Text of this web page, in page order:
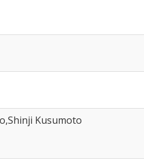
Kusumoto